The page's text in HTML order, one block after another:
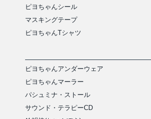
ピヨちゃんシール
マスキングテープ
ピヨちゃんTシャツ
ピヨちゃんアンダーウェア
ピヨちゃんマーラー
パシュミナ・ストール
サウンド・テラピーCD